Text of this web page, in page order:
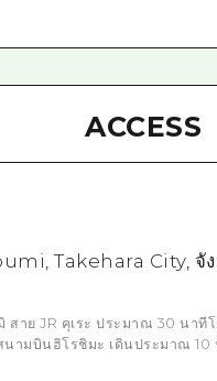
ACCESS
Takehara City, จั
สาย JR คุเระ ประมาณ 30 นา
ามบินฮิโรชิมะ เดินประมาณ 10